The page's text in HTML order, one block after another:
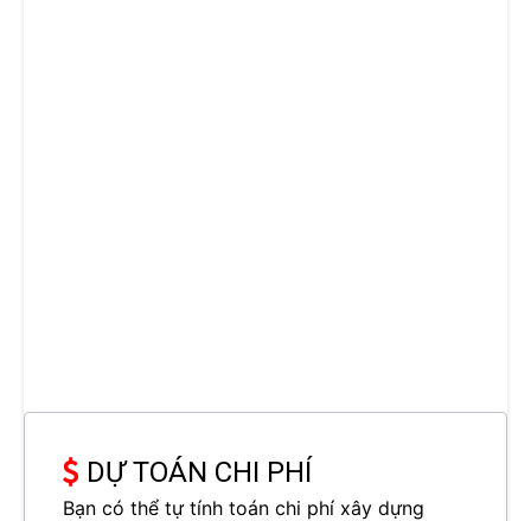
DỰ TOÁN CHI PHÍ
Bạn có thể tự tính toán chi phí xây dựng